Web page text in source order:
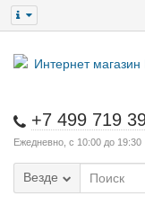
+7 499 719
Ежедневно, с 10:00 до 19:30
Везде